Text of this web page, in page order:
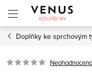
obsah
Doplňky ke sprchovým
Neohodnoceno